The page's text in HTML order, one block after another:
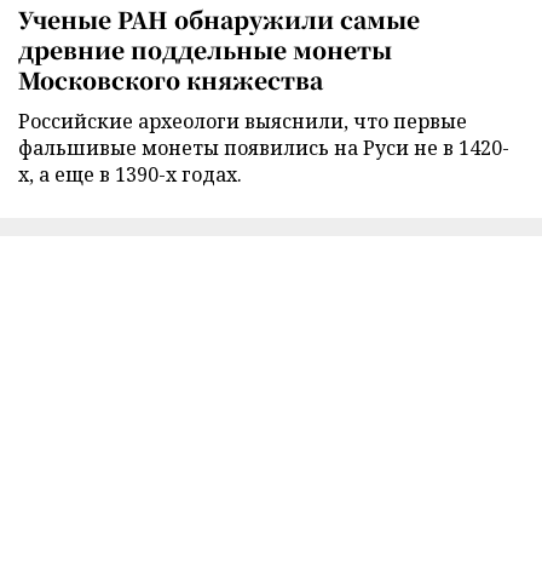
Ученые РАН обнаружили самые
древние поддельные монеты
Московского княжества
Российские археологи выяснили, что первые
фальшивые монеты появились на Руси не в 1420-
х, а еще в 1390-х годах.